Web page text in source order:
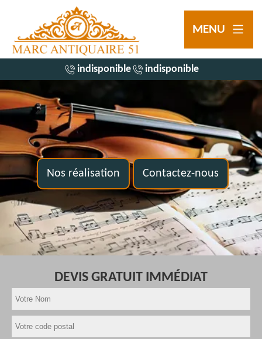
MENU
indisponible indisponible
Nos réalisation Contactez-nous
DEVIS GRATUIT IMMÉDIAT